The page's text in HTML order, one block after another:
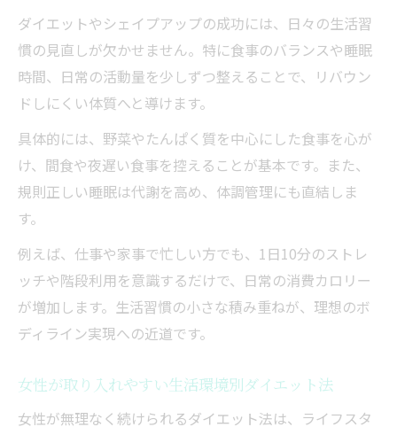
ダイエットやシェイプアップの成功には、日々の生活習
慣の見直しが欠かせません。特に食事のバランスや睡眠
時間、日常の活動量を少しずつ整えることで、リバウン
ドしにくい体質へと導けます。
具体的には、野菜やたんぱく質を中心にした食事を心が
け、間食や夜遅い食事を控えることが基本です。また、
規則正しい睡眠は代謝を高め、体調管理にも直結しま
す。
例えば、仕事や家事で忙しい方でも、1日10分のストレ
ッチや階段利用を意識するだけで、日常の消費カロリー
が増加します。生活習慣の小さな積み重ねが、理想のボ
ディライン実現への近道です。
女性が取り入れやすい生活環境別ダイエット法
女性が無理なく続けられるダイエット法は、ライフスタ